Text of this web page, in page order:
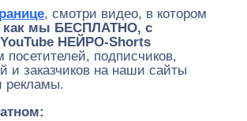
, смотри видео, в котором
как мы БЕСПЛАТНО, с
НЕЙРО-Shorts
посетителей, подписчиков,
и заказчиков на наши сайты
рекламы.